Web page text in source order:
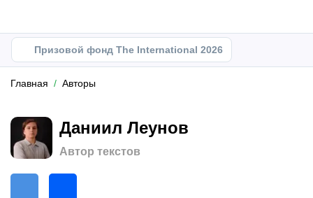
Призовой фонд The International 2026
Главная Авторы
Даниил Леунов
Автор текстов